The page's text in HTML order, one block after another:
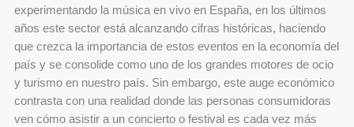
experimentando la música en vivo en España, en los últimos
años este sector está alcanzando cifras históricas, haciendo
que crezca la importancia de estos eventos en la economía del
país y se consolide como uno de los grandes motores de ocio
y turismo en nuestro país. Sin embargo, este auge económico
contrasta con una realidad donde las personas consumidoras
ven cómo asistir a un concierto o festival es cada vez más